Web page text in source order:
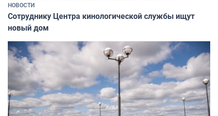
НОВОСТИ
Сотруднику Центра кинологической службы ищут
новый дом